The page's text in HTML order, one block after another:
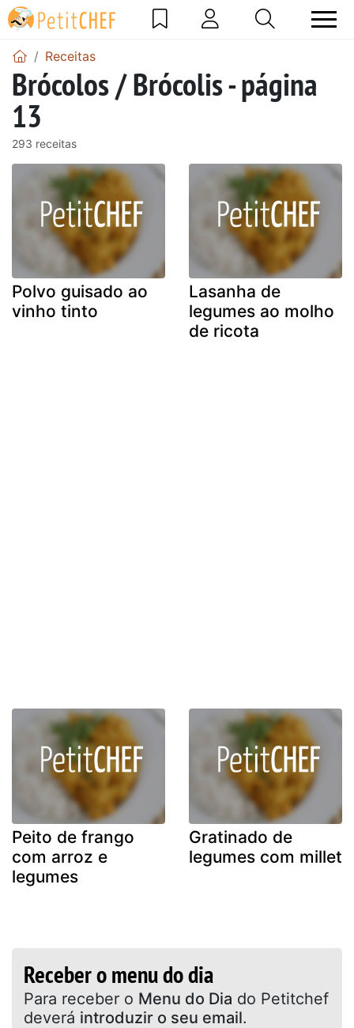
Receitas
Brócolos / Brócolis - página
13
293 receitas
Polvo guisado ao
vinho tinto
Lasanha de
legumes ao molho
de ricota
Peito de frango
com arroz e
legumes
Gratinado de
legumes com millet
Receber o menu do dia
Para receber o Menu do Dia do Petitchef
deverá introduzir o seu email.